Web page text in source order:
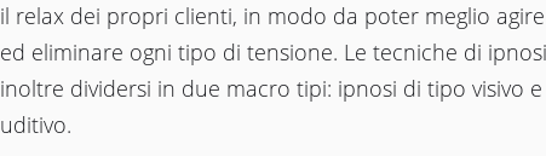
il relax dei propri clienti, in modo da poter meglio
ed eliminare ogni tipo di tensione. Le tecniche di
inoltre dividersi in due macro tipi: ipnosi di tipo visivo
uditivo.